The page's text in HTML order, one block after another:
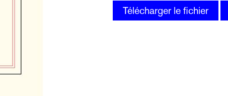
Télécharger le fichier